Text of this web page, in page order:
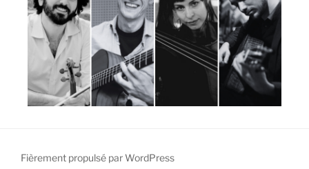
Fièrement propulsé par WordPress